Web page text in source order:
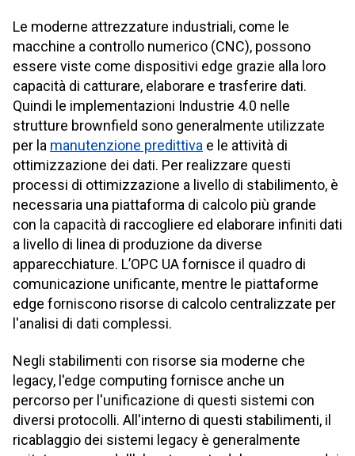
Le moderne attrezzature industriali, come le
macchine a controllo numerico (CNC), possono
essere viste come dispositivi edge grazie alla loro
capacità di catturare, elaborare e trasferire dati.
Quindi le implementazioni Industrie 4.0 nelle
strutture brownfield sono generalmente utilizzate
per la manutenzione predittiva e le attività di
ottimizzazione dei dati. Per realizzare questi
processi di ottimizzazione a livello di stabilimento, è
necessaria una piattaforma di calcolo più grande
con la capacità di raccogliere ed elaborare infiniti dati
a livello di linea di produzione da diverse
apparecchiature. L’OPC UA fornisce il quadro di
comunicazione unificante, mentre le piattaforme
edge forniscono risorse di calcolo centralizzate per
l'analisi di dati complessi.
Negli stabilimenti con risorse sia moderne che
legacy, l'edge computing fornisce anche un
percorso per l'unificazione di questi sistemi con
diversi protocolli. All'interno di questi stabilimenti, il
ricablaggio dei sistemi legacy è generalmente